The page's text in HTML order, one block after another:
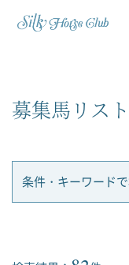
募集馬リス
条件・キーワード